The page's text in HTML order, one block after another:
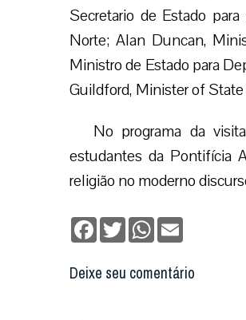
Secretario de Estado
Norte; Alan Duncan,
Ministro de Estado para
Guildford, Minister of
No programa da
estudantes da Pontifícia
religião no moderno
Facebook
TwitterWhatsApp
Deixe seu comentário